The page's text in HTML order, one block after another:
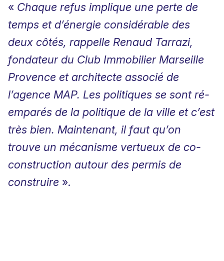
« Chaque refus implique une perte de
temps et d’énergie considérable des
deux côtés, rappelle Renaud Tarrazi,
fondateur du Club Immobilier Marseille
Provence etarchitecte associé de
l’agence MAP. Les politiques se sont ré-
emparés de la politique de la ville et c’est
très bien. Maintenant, il faut qu’on
trouve un mécanisme vertueux de co-
construction autour des permis de
construire ».